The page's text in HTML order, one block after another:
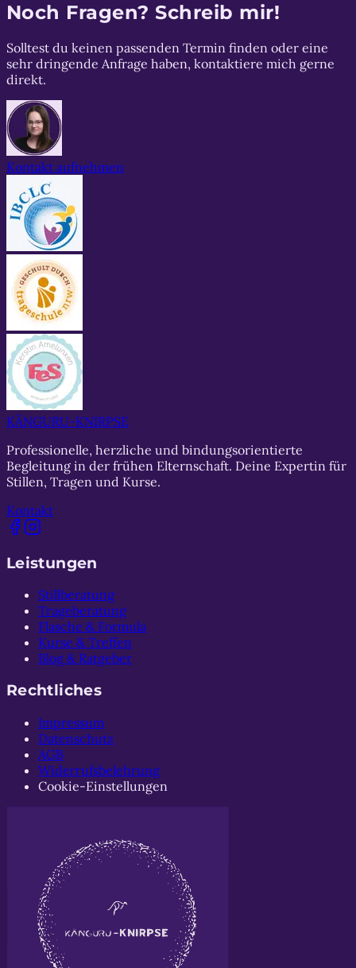
Noch Fragen? Schreib mir!
Solltest du keinen passenden Termin finden oder eine
sehr dringende Anfrage haben, kontaktiere mich gerne
direkt.
Kontakt aufnehmen
KÄNGURU-KNIRPSE
Professionelle, herzliche und bindungsorientierte
Begleitung in der frühen Elternschaft. Deine Expertin für
Stillen, Tragen und Kurse.
Kontakt
Leistungen
Stillberatung
Trageberatung
Flasche & Formula
Kurse & Treffen
Blog & Ratgeber
Rechtliches
Impressum
Datenschutz
AGB
Widerrufsbelehrung
Cookie-Einstellungen